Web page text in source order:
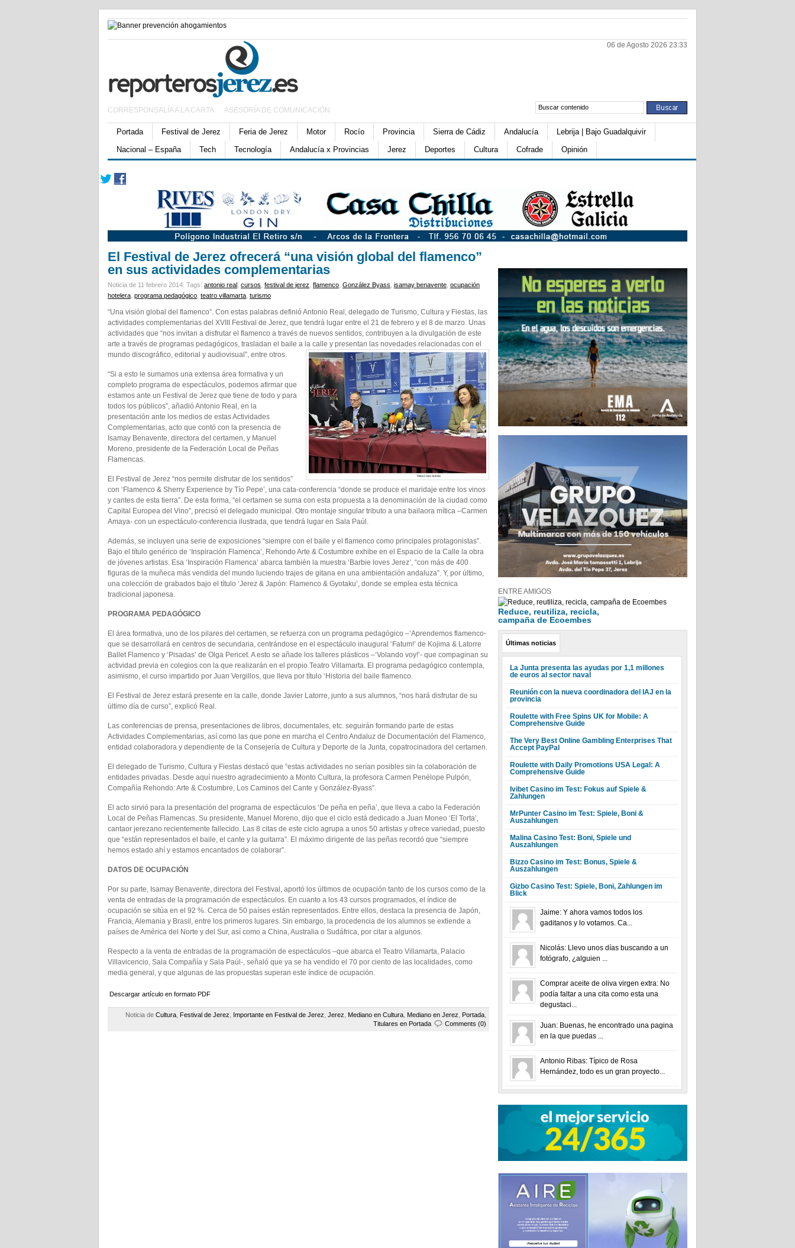
06 de Agosto 2026 23:33
CORRESPONSALÍA A LA CARTA ASESORÍA DE COMUNICACIÓN
Portada Festival de Jerez Feria de Jerez Motor Rocío Provincia Sierra de Cádiz Andalucía
Lebrija | Bajo Guadalquivir
Nacional – España
Tech Tecnología Andalucía x Provincias Jerez Deportes Cultura Cofrade Opinión
El Festival de Jerez ofrecerá “una visión global del flamenco”
en sus actividades complementarias
Noticia de 11 febrero 2014. Tags: antonio real cursos festival de jerez flamenco González Byass isamay benavente ocupación
hotelera programa pedagógico teatro villamarta turismo
“Una visión global del flamenco”. Con estas palabras definió Antonio Real, delegado de Turismo, Cultura y Fiestas, las
actividades complementarias del XVIII Festival de Jerez, que tendrá lugar entre el 21 de febrero y el 8 de marzo. Unas
actividades que “nos invitan a disfrutar el flamenco a través de nuevos sentidos, contribuyen a la divulgación de este
arte a través de programas pedagógicos, trasladan el baile a la calle y presentan las novedades relacionadas con el
mundo discográfico, editorial y audiovisual”, entre otros.
“Si a esto le sumamos una extensa área formativa y un
completo programa de espectáculos, podemos afirmar que
estamos ante un Festival de Jerez que tiene de todo y para
todos los públicos”, añadió Antonio Real, en la
presentación ante los medios de estas Actividades
Complementarias, acto que contó con la presencia de
Isamay Benavente, directora del certamen, y Manuel
Moreno, presidente de la Federación Local de Peñas
Flamencas.
El Festival de Jerez “nos permite disfrutar de los sentidos”
con ‘Flamenco & Sherry Experience by Tío Pepe’, una cata-conferencia “donde se produce el maridaje entre los vinos
y cantes de esta tierra”. De esta forma, “el certamen se suma con esta propuesta a la denominación de la ciudad como
Capital Europea del Vino”, precisó el delegado municipal. Otro montaje singular tributo a una bailaora mítica –Carmen
Amaya- con un espectáculo-conferencia ilustrada, que tendrá lugar en Sala Paúl.
Además, se incluyen una serie de exposiciones “siempre con el baile y el flamenco como principales protagonistas”.
Bajo el título genérico de ‘Inspiración Flamenca’, Rehondo Arte & Costumbre exhibe en el Espacio de la Calle la obra
de jóvenes artistas. Esa ‘Inspiración Flamenca’ abarca también la muestra ‘Barbie loves Jerez’, “con más de 400
figuras de la muñeca más vendida del mundo luciendo trajes de gitana en una ambientación andaluza”. Y, por último,
una colección de grabados bajo el título ‘Jerez & Japón: Flamenco & Gyotaku’, donde se emplea esta técnica
tradicional japonesa.
PROGRAMA PEDAGÓGICO
El área formativa, uno de los pilares del certamen, se refuerza con un programa pedagógico –‘Aprendemos flamenco-
que se desarrollará en centros de secundaria, centrándose en el espectáculo inaugural ‘Fatum!’ de Kojima & Latorre
Ballet Flamenco y ‘Pisadas’ de Olga Pericet. A esto se añade los talleres plásticos –‘Volando voy!’- que compaginan su
actividad previa en colegios con la que realizarán en el propio Teatro Villamarta. El programa pedagógico contempla,
asimismo, el curso impartido por Juan Vergillos, que lleva por título ‘Historia del baile flamenco.
El Festival de Jerez estará presente en la calle, donde Javier Latorre, junto a sus alumnos, “nos hará disfrutar de su
último día de curso”, explicó Real.
Las conferencias de prensa, presentaciones de libros, documentales, etc. seguirán formando parte de estas
Actividades Complementarias, así como las que pone en marcha el Centro Andaluz de Documentación del Flamenco,
entidad colaboradora y dependiente de la Consejería de Cultura y Deporte de la Junta, copatrocinadora del certamen.
El delegado de Turismo, Cultura y Fiestas destacó que “estas actividades no serían posibles sin la colaboración de
entidades privadas. Desde aquí nuestro agradecimiento a Monto Cultura, la profesora Carmen Penélope Pulpón,
Compañía Rehondo: Arte & Costumbre, Los Caminos del Cante y González-Byass”.
El acto sirvió para la presentación del programa de espectáculos ‘De peña en peña’, que lleva a cabo la Federación
Local de Peñas Flamencas. Su presidente, Manuel Moreno, dijo que el ciclo está dedicado a Juan Moneo ‘El Torta’,
cantaor jerezano recientemente fallecido. Las 8 citas de este ciclo agrupa a unos 50 artistas y ofrece variedad, puesto
que “están representados el baile, el cante y la guitarra”. El máximo dirigente de las peñas recordó que “siempre
hemos estado ahí y estamos encantados de colaborar”.
DATOS DE OCUPACIÓN
Por su parte, Isamay Benavente, directora del Festival, aportó los últimos de ocupación tanto de los cursos como de la
venta de entradas de la programación de espectáculos. En cuanto a los 43 cursos programados, el índice de
ocupación se sitúa en el 92 %. Cerca de 50 países están representados. Entre ellos, destaca la presencia de Japón,
Francia, Alemania y Brasil, entre los primeros lugares. Sin embargo, la procedencia de los alumnos se extiende a
países de América del Norte y del Sur, así como a China, Australia o Sudáfrica, por citar a algunos.
Respecto a la venta de entradas de la programación de espectáculos –que abarca el Teatro Villamarta, Palacio
Villavicencio, Sala Compañía y Sala Paúl-, señaló que ya se ha vendido el 70 por ciento de las localidades, como
media general, y que algunas de las propuestas superan este índice de ocupación.
Descargar artículo en formato PDF
Noticia de Cultura Festival de Jerez Importante en Festival de Jerez Jerez Mediano en Cultura Mediano en Jerez Portada
Titulares en Portada
Comments (0)
ENTRE AMIGOS
Reduce, reutiliza, recicla,
campaña de Ecoembes
Últimas noticias
La Junta presenta las ayudas por 1,1 millones
de euros al sector naval
Reunión con la nueva coordinadora del IAJ en la
provincia
Roulette with Free Spins UK for Mobile: A
Comprehensive Guide
The Very Best Online Gambling Enterprises That
Accept PayPal
Roulette with Daily Promotions USA Legal: A
Comprehensive Guide
Ivibet Casino im Test: Fokus auf Spiele &
Zahlungen
MrPunter Casino im Test: Spiele, Boni &
Auszahlungen
Malina Casino Test: Boni, Spiele und
Auszahlungen
Bizzo Casino im Test: Bonus, Spiele &
Auszahlungen
Gizbo Casino Test: Spiele, Boni, Zahlungen im
Blick
Jaime: Y ahora vamos todos los
gaditanos y lo votamos. Ca...
Nicolás: Llevo unos días buscando a un
fotógrafo, ¿alguien ...
Comprar aceite de oliva virgen extra: No
podía faltar a una cita como esta una
degustaci...
Juan: Buenas, he encontrado una pagina
en la que puedas ...
Antonio Ribas: Típico de Rosa
Hernández, todo es un gran proyecto...